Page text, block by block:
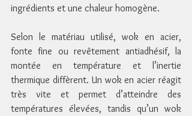
ingrédients et une chaleur homogène.
Selon le matériau utilisé, wok en acier,
fonte fine ou revêtement antiadhésif, la
montée en température et l’inertie
thermique diffèrent. Un wok en acier réagit
très vite et permet d’atteindre des
températures élevées, tandis qu’un wok